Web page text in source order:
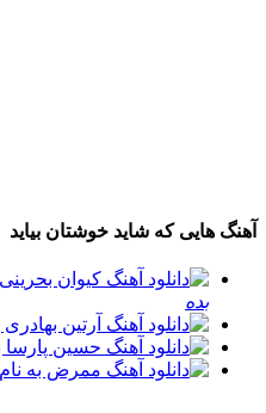
آهنگ هایی که شاید خوشتان بیاید
بده